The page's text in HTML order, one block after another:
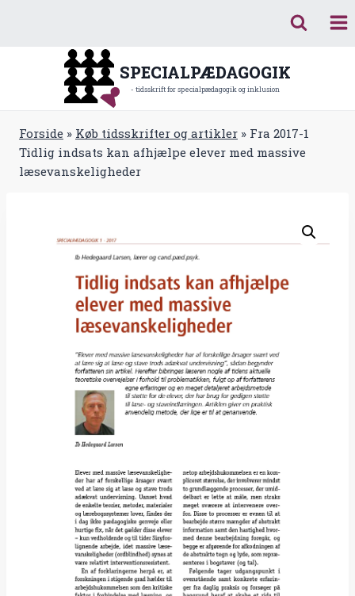
SPECIALPÆDAGOGIK
- tidsskrift for specialpædagogik og inklusion
Forside » Køb tidsskrifter og artikler » Fra 2017-1
Tidlig indsats kan afhjælpe elever med massive
læsevanskeligheder